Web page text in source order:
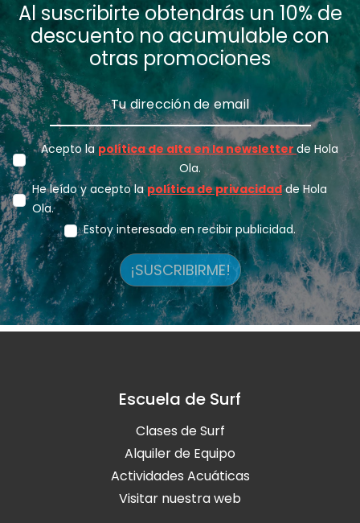
Al suscribirte obtendrás un 10% de
descuento no acumulable con
otras promociones
Acepto lapolítica de alta en la newsletter de Hola
Ola.
He leído y acepto lapolítica de privacidadde Hola
Ola.
Estoy interesado en recibir publicidad.
¡SUSCRIBIRME!
Escuela de Surf
Clases de Surf
Alquiler de Equipo
Actividades Acuáticas
Visitar nuestra web